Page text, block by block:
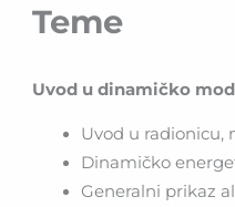
Teme
Uvod u dinamičko
Uvod u radionicu,
Dinamičko
Generalni prikaz